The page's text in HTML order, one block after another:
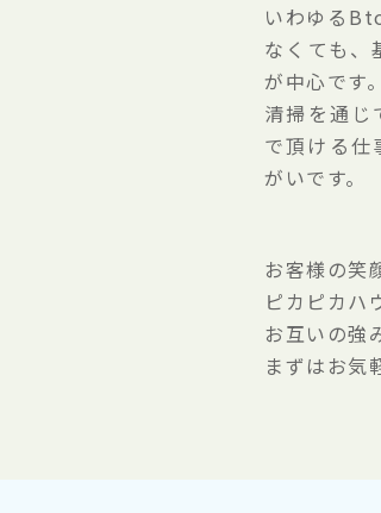
いわゆる
なくても、
が中心です。
清掃を通じ
で頂ける仕
がいです。
お客様の笑
ピカピカハ
お互いの強
まずはお気